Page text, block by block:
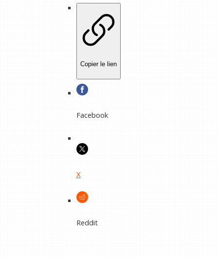
Copier le lien
Facebook
X
Reddit